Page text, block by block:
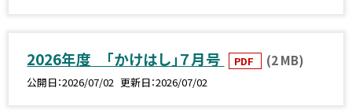
2026年度 「かけはし」７月号 PDF (2 MB)
公開日 2026/07/02 更新日 2026/07/02